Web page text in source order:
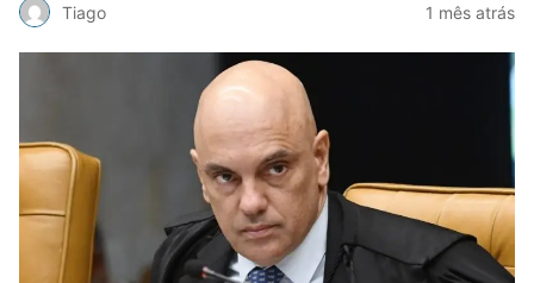
Tiago 1 mês atrás